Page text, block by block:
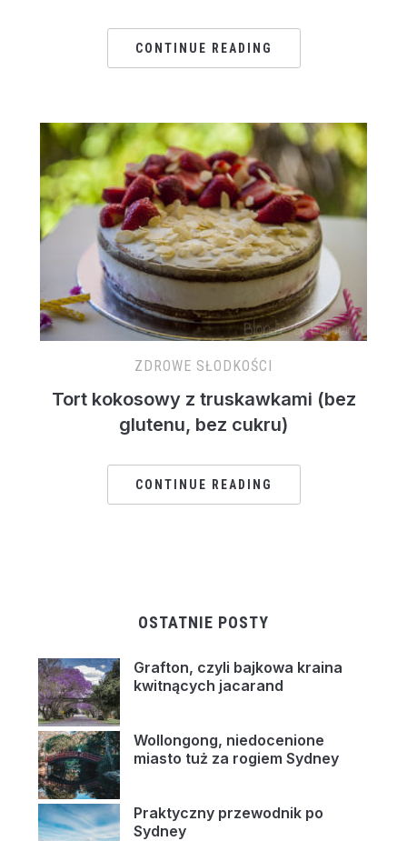
CONTINUE READING
ZDROWE SŁODKOŚCI
Tort kokosowy z truskawkami (bez
glutenu, bez cukru)
CONTINUE READING
OSTATNIE POSTY
Grafton, czyli bajkowa kraina
kwitnących jacarand
Wollongong, niedocenione
miasto tuż za rogiem Sydney
Praktyczny przewodnik po
Sydney